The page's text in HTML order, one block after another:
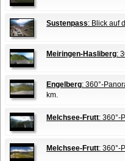
Sustenpass: Blick auf
Meiringen-Hasliberg:
Engelberg: 360°-
km.
Melchsee-Frutt: 360°-
Melchsee-Frutt: 360°-